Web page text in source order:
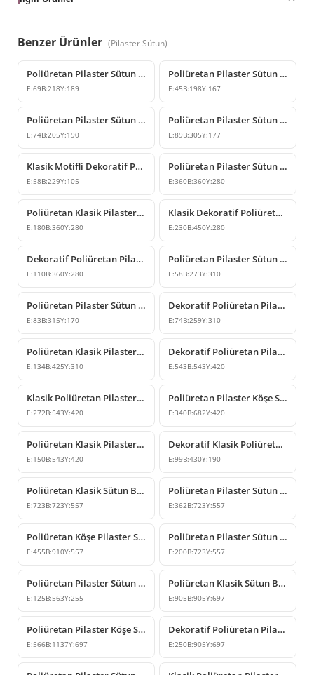
Benzer Ürünler (Pilaster Sütun)
Poliüretan Pilaster Sütun Başlığı Modelleri
E:69B:218Y:189
Poliüretan Pilaster Sütun Başlığı Modeli
E:45B:198Y:167
Poliüretan Pilaster Sütun Başlığı Modeli
E:74B:205Y:190
Poliüretan Pilaster Sütun Başlığı Modelleri
E:89B:305Y:177
Klasik Motifli Dekoratif Poliüretan Pilaster Sütun Başlığı
E:58B:229Y:105
Poliüretan Pilaster Sütun Başlığı Modeli
E:360B:360Y:280
Poliüretan Klasik Pilaster Sütun Başlığı Modelleri
E:180B:360Y:280
Klasik Dekoratif Poliüretan Köşe Pilaster Sütun Başlığı
E:230B:450Y:280
Dekoratif Poliüretan Pilaster Sütun Başlığı Modeli
E:110B:360Y:280
Poliüretan Pilaster Sütun Başlığı Modelleri
E:58B:273Y:310
Poliüretan Pilaster Sütun Başlığı Modeli
E:83B:315Y:170
Dekoratif Poliüretan Pilaster Sütun Başlığı ve Gövde Modeli
E:74B:259Y:310
Poliüretan Klasik Pilaster Sütun Başlığı Modelleri
E:134B:425Y:310
Dekoratif Poliüretan Pilaster Sütun Başlığı Tasarımı
E:543B:543Y:420
Klasik Poliüretan Pilaster Sütun Başlığı Modeli
E:272B:543Y:420
Poliüretan Pilaster Köşe Sütun Başlığı
E:340B:682Y:420
Poliüretan Klasik Pilaster Sütun Başlığı Modeli
E:150B:543Y:420
Dekoratif Klasik Poliüretan Sütun Başlığı Modeli
E:99B:430Y:190
Poliüretan Klasik Sütun Başlığı Modelleri
E:723B:723Y:557
Poliüretan Pilaster Sütun Başlığı Modelleri
E:362B:723Y:557
Poliüretan Köşe Pilaster Sütun Başlığı Modeli
E:455B:910Y:557
Poliüretan Pilaster Sütun Başlığı Modelleri
E:200B:723Y:557
Poliüretan Pilaster Sütun Başlığı Modeli P5040D
E:125B:563Y:255
Poliüretan Klasik Sütun Başlığı Modelleri
E:905B:905Y:697
Poliüretan Pilaster Köşe Sütun Başlığı Modeli
E:566B:1137Y:697
Dekoratif Poliüretan Pilaster Sütun Başlığı Tasarımı
E:250B:905Y:697